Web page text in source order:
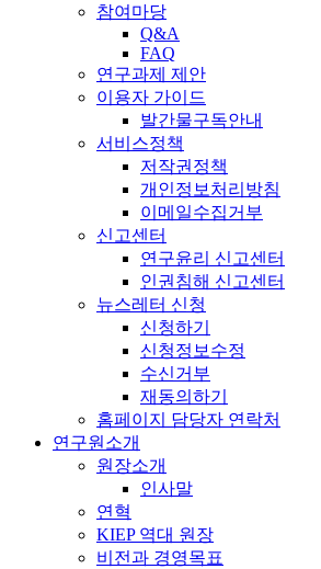
참여마당
Q&A
FAQ
연구과제 제안
이용자 가이드
발간물구독안내
서비스정책
저작권정책
개인정보처리방침
이메일수집거부
신고센터
연구윤리 신고센터
인권침해 신고센터
뉴스레터 신청
신청하기
신청정보수정
수신거부
재동의하기
홈페이지 담당자 연락처
연구원소개
원장소개
인사말
연혁
KIEP 역대 원장
비전과 경영목표